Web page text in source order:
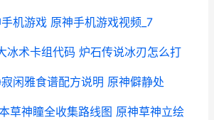
机游戏 原神手机游戏视频_7
冰术卡组代码 炉石传说冰刃怎么打
闲雅食谱配方说明 原神僻静处
草神瞳全收集路线图 原神草神立绘